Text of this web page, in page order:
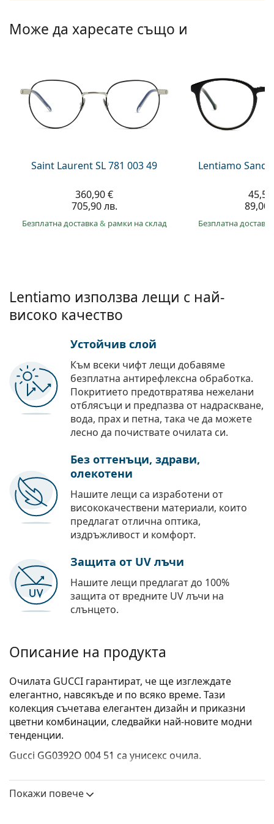
Prada
Може да харесате също и
Saint Laurent SL 781 003 49
360,90 €
705,90 лв.
Безплатна доставка& рамки на склад
Lentiamo
89,00
Безплатна
Lentiamo използва лещи с най-
високо качество
Устойчив слой
Към всеки чифт лещи добавяме
безплатна антирефлексна обработка.
Покритието предотвратява нежелани
отблясъци и предпазва от надраскване,
вода, прах и петна, така че да можете
лесно да почиствате очилата си.
Без оттенъци, здрави,
олекотени
Нашите лещи са изработени от
висококачествени материали, които
предлагат отлична оптика,
издръжливост и комфорт.
Защита от UV лъчи
Нашите лещи предлагат до 100%
защита от вредните UV лъчи на
слънцето.
Описание на продукта
Очилата GUCCI гарантират, че ще изглеждате
елегантно, навсякъде и по всяко време. Тази
колекция съчетава елегантен дизайн и приказни
цветни комбинации, следвайки най-новите модни
тенденции.
Gucci GG0392O 004 51 са унисекс очила.
огледало на Lentiamo.
Покажи повече